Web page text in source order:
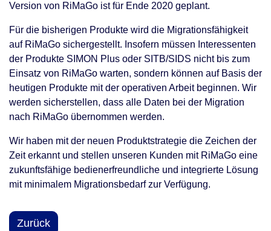
Version von RiMaGo ist für Ende 2020 geplant.
Für die bisherigen Produkte wird die Migrationsfähigkeit
auf RiMaGo sichergestellt. Insofern müssen Interessenten
der Produkte SIMON Plus oder SITB/SIDS nicht bis zum
Einsatz von RiMaGo warten, sondern können auf Basis der
heutigen Produkte mit der operativen Arbeit beginnen. Wir
werden sicherstellen, dass alle Daten bei der Migration
nach RiMaGo übernommen werden.
Wir haben mit der neuen Produktstrategie die Zeichen der
Zeit erkannt und stellen unseren Kunden mit RiMaGo eine
zukunftsfähige bedienerfreundliche und integrierte Lösung
mit minimalem Migrationsbedarf zur Verfügung.
Zurück